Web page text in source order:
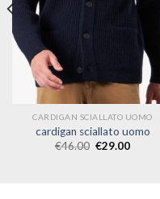
CARDIGAN SCIALLATO UOMO
cardigan sciallato uomo
€46.00 €29.00